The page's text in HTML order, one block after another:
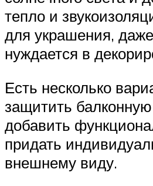
тепло и
для украшения,
нуждается в
Есть несколько
защитить
добавить
придать
внешнему виду.